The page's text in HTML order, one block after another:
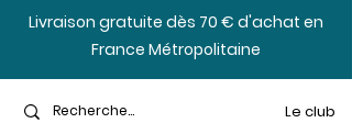
​Livraison gratuite dès 70 € d'achat en
France Métropolitaine
Le club